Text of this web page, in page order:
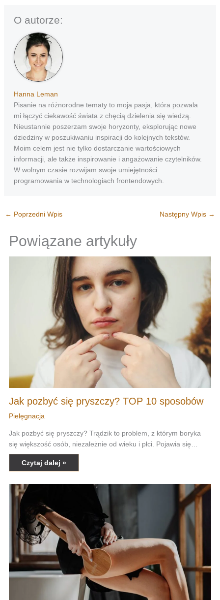
O autorze:
Hanna Leman
Pisanie na różnorodne tematy to moja pasja, która pozwala
mi łączyć ciekawość świata z chęcią dzielenia się wiedzą.
Nieustannie poszerzam swoje horyzonty, eksplorując nowe
dziedziny w poszukiwaniu inspiracji do kolejnych tekstów.
Moim celem jest nie tylko dostarczanie wartościowych
informacji, ale także inspirowanie i angażowanie czytelników.
W wolnym czasie rozwijam swoje umiejętności
programowania w technologiach frontendowych.
← Poprzedni Wpis Następny Wpis →
Powiązane artykuły
Jak pozbyć się pryszczy? TOP 10 sposobów
Pielęgnacja
Jak pozbyć się pryszczy? Trądzik to problem, z którym boryka
się większość osób, niezależnie od wieku i płci. Pojawia się…
Czytaj dalej »